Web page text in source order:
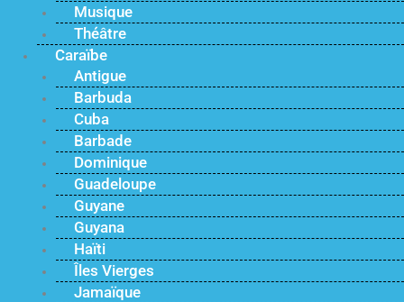
Musique
Théâtre
Caraïbe
Antigue
Barbuda
Cuba
Barbade
Dominique
Guadeloupe
Guyane
Guyana
Haïti
Îles Vierges
Jamaïque